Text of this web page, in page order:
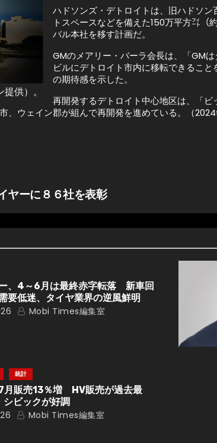
供）。
ハドソンズ・デトロイトは、旧ハドソ
トスペースなどを備えた150万平方㌳（
バル本社を移す計画だ。
GMのメアリー・バーラ会長は、「GM
ビルにデトロイト市内に移転できるこ
の期待感を示した。
再開発するデトロイト中心地区は、「
ウェイン郡が組んで再開発を進めている。（2024
ヤーに８６社を表彰
、4～6月は最終赤字転落 新車回
要低迷、タイヤ業界の逆風鮮明
Mobi Times編集室
統計
月販売13％増 HV販売が過去最
ビックが好調
Mobi Times編集室